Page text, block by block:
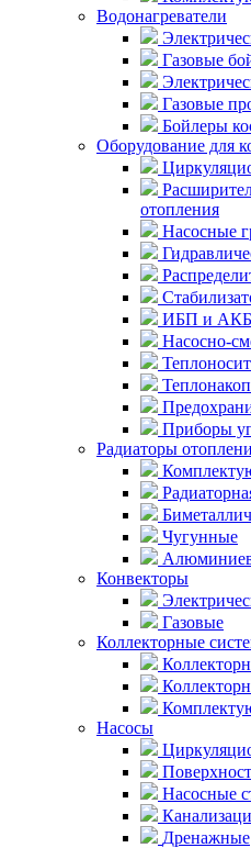
Водонагреватели
Газовые
Газовые
Бойлеры
Оборудование для
отопления
Насосные
ИБП и АКБ
Насосно-
Приборы
Радиаторы
Чугунные
Конвекторы
Газовые
Коллекторные
Насосы
Насосные
Дренажные